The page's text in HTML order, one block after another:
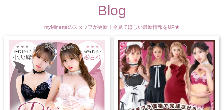
Blog
myMinetteのスタッフが更新！今見てほしい最新情報をUP★